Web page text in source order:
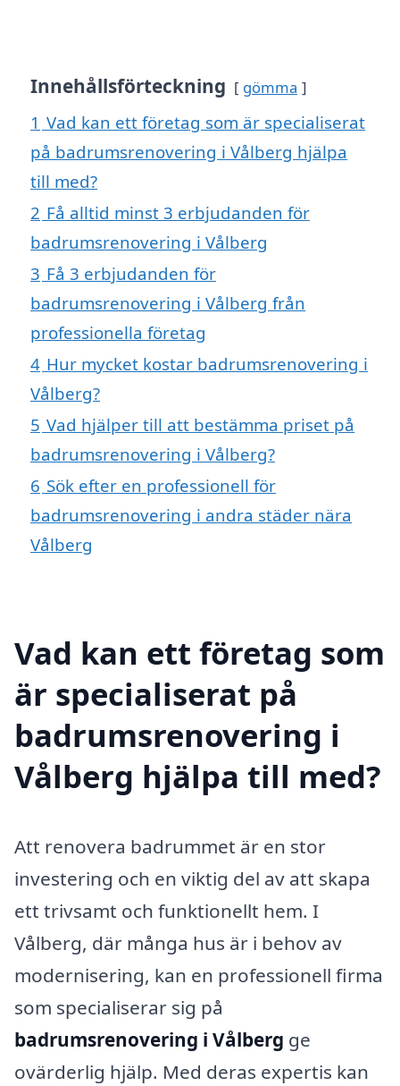
Innehållsförteckning gömma
1 Vad kan ett företag som är specialiserat
på badrumsrenovering i Vålberg hjälpa
till med?
2 Få alltid minst 3 erbjudanden för
badrumsrenovering i Vålberg
3 Få 3 erbjudanden för
badrumsrenovering i Vålberg från
professionella företag
4 Hur mycket kostar badrumsrenovering i
Vålberg?
5 Vad hjälper till att bestämma priset på
badrumsrenovering i Vålberg?
6 Sök efter en professionell för
badrumsrenovering i andra städer nära
Vålberg
Vad kan ett företag som
är specialiserat på
badrumsrenovering i
Vålberg hjälpa till med?
Att renovera badrummet är en stor
investering och en viktig del av att skapa
ett trivsamt och funktionellt hem. I
Vålberg, där många hus är i behov av
modernisering, kan en professionell firma
som specialiserar sig på
badrumsrenovering i Vålberg ge
ovärderlig hjälp. Med deras expertis kan